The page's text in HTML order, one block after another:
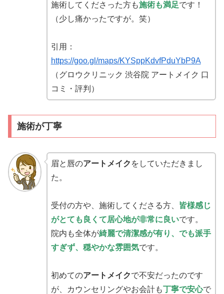
施術してくださった方も施術も満足です！
（少し痛かったですが。笑）
引用：
https://goo.gl/maps/KYSppKdvfPduYbP9A
（グロウクリニック 渋谷院 アートメイク 口
コミ・評判）
施術が丁寧
眉と唇のアートメイク をしていただきまし
た。
受付の方や、施術してくださる方、 皆様感じ
がとても良くて居心地が非常に良いです。
院内も全体が綺麗で清潔感が有り、でも派手
すぎず、穏やかな雰囲気です。
初めてのアートメイクで不安だったのです
が、カウンセリングやお会計も丁寧で安心で